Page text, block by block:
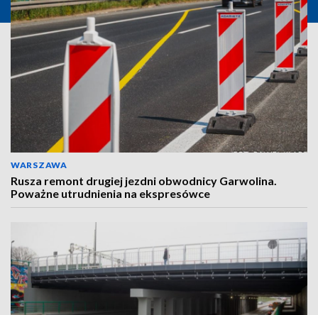
WARSZAWA
Rusza remont drugiej jezdni obwodnicy Garwolina.
Poważne utrudnienia na ekspresówce